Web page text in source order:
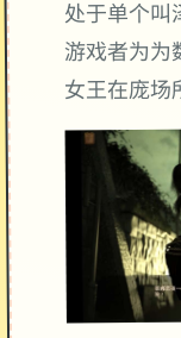
处于单个叫
游戏者为为
女王在庞场